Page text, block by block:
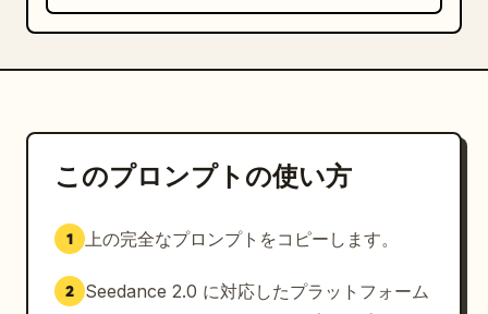
ーツ CM クオリティ。
体型、ベビーピンクのウェア、照明スタイル、全体的な外
見）を維持してください。すべてのショット間で、雨の強
さ、濡れ具合、霧の密度、環境照明の連続性を保ってくだ
さい。
パネル 1：激しい夜の雨の中、女性サイクリストの目と
このプロンプトの使い方
1 上の完全なプロンプトをコピーします。
2
Seedance 2.0 に対応したプラットフォーム